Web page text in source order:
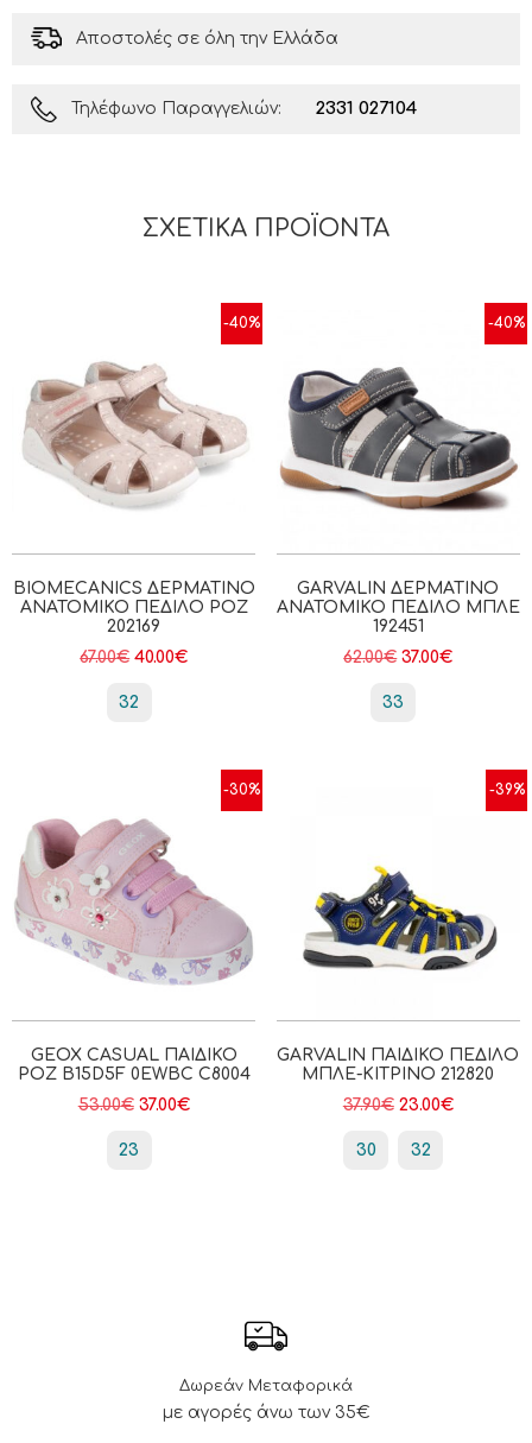
Αποστολές σε όλη την Ελλάδα
Τηλέφωνο Παραγγελιών: 2331 027104
ΣΧΕΤΙΚΆ ΠΡΟΪΌΝΤΑ
-40%
BIOMECANICS ΔΕΡΜΆΤΙΝΟ
ΑΝΑΤΟΜΙΚΌ ΠΈΔΙΛΟ ΡΟΖ
202169
67.00€ 40.00€
32
-40%
GARVALIN ΔΕΡΜΆΤΙΝΟ
ΑΝΑΤΟΜΙΚΌ ΠΈΔΙΛΟ ΜΠΛΕ
192451
62.00€ 37.00€
33
-30%
GEOX CASUAL ΠΑΙΔΙΚΟ
ΡΟΖ B15D5F 0EWBC C8004
53.00€ 37.00€
23
-39%
GARVALIN ΠΑΙΔΙΚΌ ΠΈΔΙΛΟ
ΜΠΛΕ-ΚΊΤΡΙΝΟ 212820
37.90€ 23.00€
30 32
Δωρεάν Μεταφορικά
με αγορές άνω των 35€